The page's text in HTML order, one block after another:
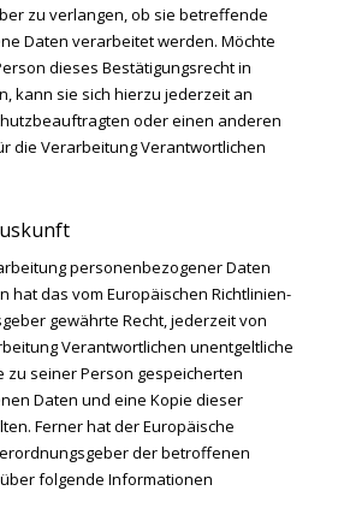
zu verlangen, ob sie betreffende
Daten verarbeitet werden. Möchte
dieses Bestätigungsrecht in
kann sie sich hierzu jederzeit an
oder einen anderen
die Verarbeitung Verantwortlichen
personenbezogener Daten
hat das vom Europäischen Richtlinien-
gewährte Recht, jederzeit von
Verantwortlichen unentgeltliche
zu seiner Person gespeicherten
Daten und eine Kopie dieser
Ferner hat der Europäische
der betroffenen
folgende Informationen